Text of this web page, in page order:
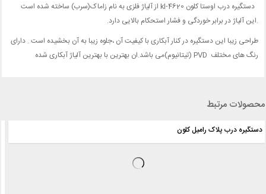
دستگیره درب اوستا کلون kl-4620 از آلیاژ فلزی به نام زاماک(سرب) ساخته شده است
.این آلیاژ در برابر خوردگی و فشار استحکام بالایی دارد.
طراحی زیبا این دستگیره در کنار آبکاری با کیفیت آن ،جلوه زیبا به آن بخشیده است . دارای
رنگ های مختلف PVD (تیتانیوم)می باشد.ان بهترین با بهترین آلیاژ آبکاری شده
محصولات مرتبط
دستگیره درب پلاک رامیل کلون